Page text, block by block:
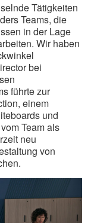
Tätigkeiten
Teams, die
in der Lage
Wir haben
bei
führte zur
einem
und
Team als
neu
von